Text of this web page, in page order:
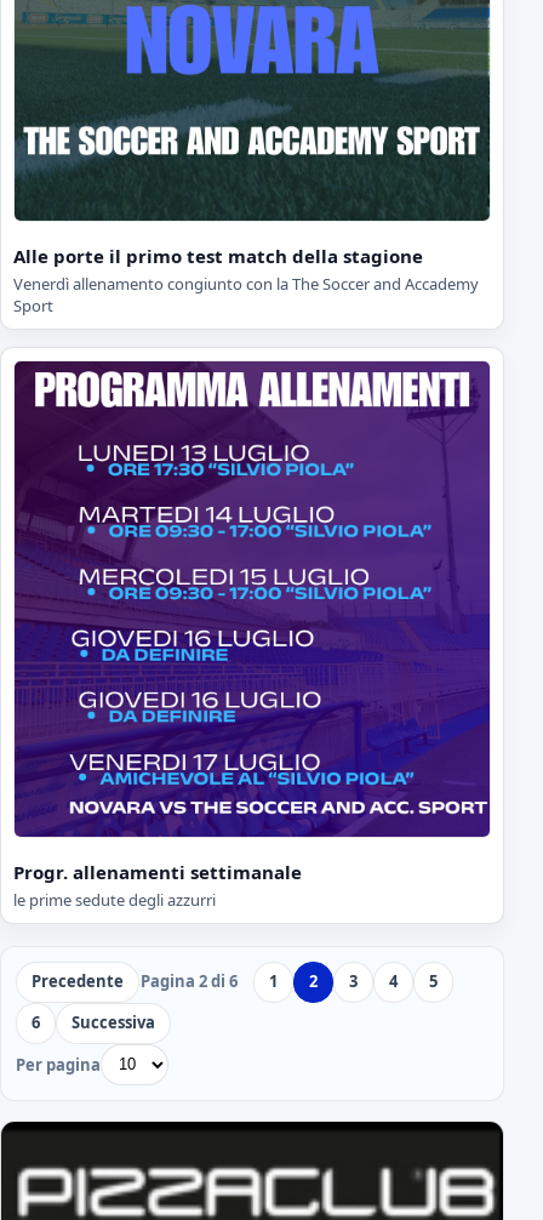
Alle porte il primo test match della stagione
Venerdì allenamento congiunto con la The Soccer and Accademy
Sport
Progr. allenamenti settimanale
le prime sedute degli azzurri
Precedente Pagina 2 di 6 1 2 3 4
5
6
Successiva
Per pagina